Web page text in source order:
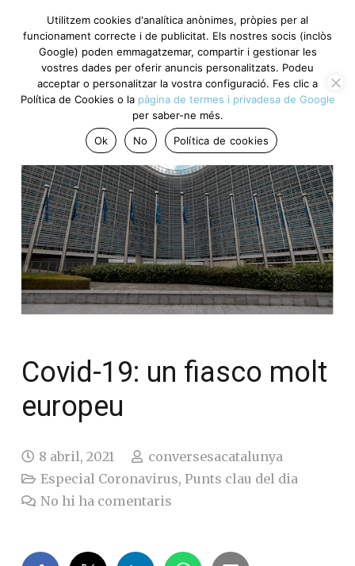
Covid-19: un fiasco molt
europeu
8 abril, 2021
conversesacatalunya
Especial Coronavirus,Punts clau del dia
No hi ha comentaris
Utilitzem cookies d'analítica anònimes, pròpies per al
funcionament correcte i de publicitat. Els nostres socis (inclòs
Google) poden emmagatzemar, compartir i gestionar les
vostres dades per oferir anuncis personalitzats. Podeu
acceptar o personalitzar la vostra configuració. Fes clic a
Política de Cookies o la pàgina de termes i privadesa de Google
per saber-ne més.
Ok
No Política de cookies